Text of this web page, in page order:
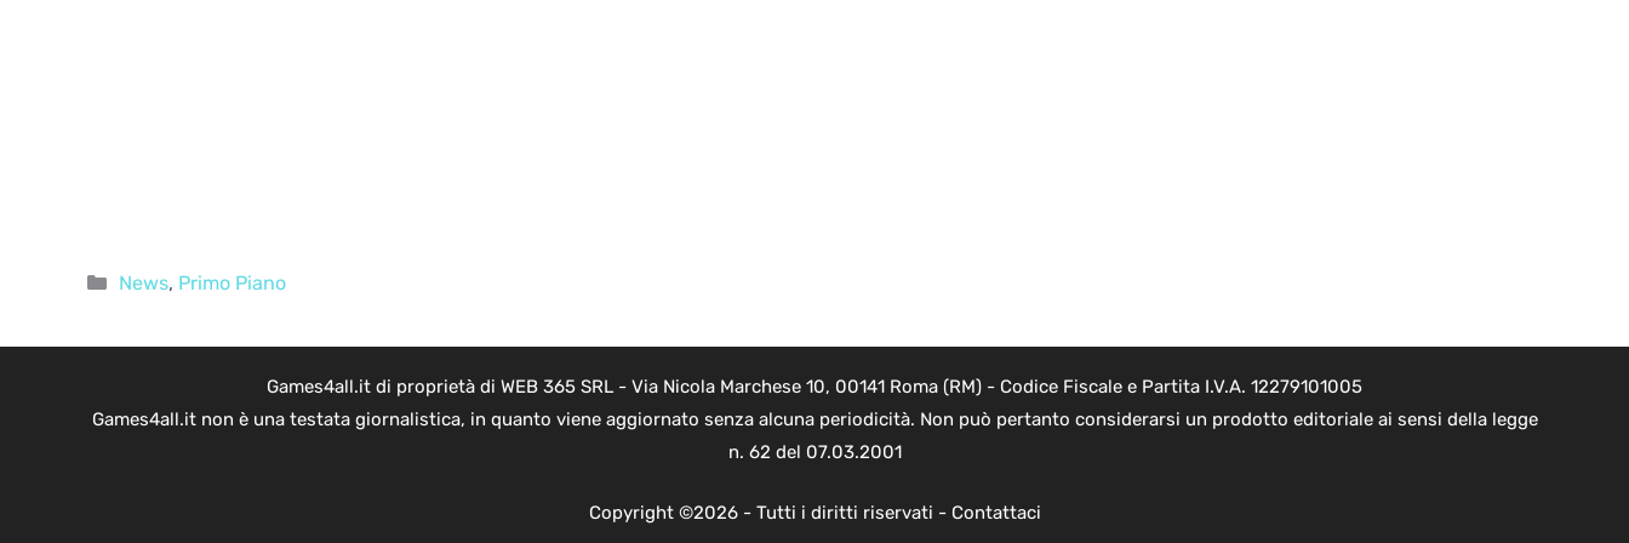
Categorie
News, Primo Piano
Games4all.it di proprietà di WEB 365 SRL - Via Nicola Marchese 10, 00141 Roma (RM) - Codice Fiscale e Partita I.V.A. 12279101005
Games4all.it non è una testata giornalistica, in quanto viene aggiornato senza alcuna periodicità. Non può pertanto considerarsi un prodotto editoriale ai sensi della legge
n. 62 del 07.03.2001
Copyright ©2026 - Tutti i diritti riservati - Contattaci